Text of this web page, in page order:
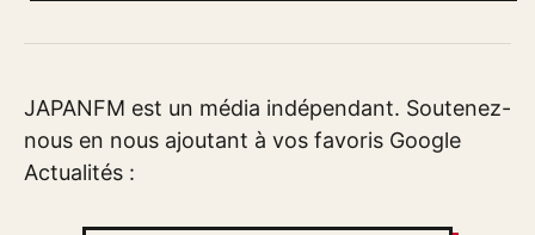
JAPANFM est un média indépendant. Soutenez-
nous en nous ajoutant à vos favoris Google
Actualités :